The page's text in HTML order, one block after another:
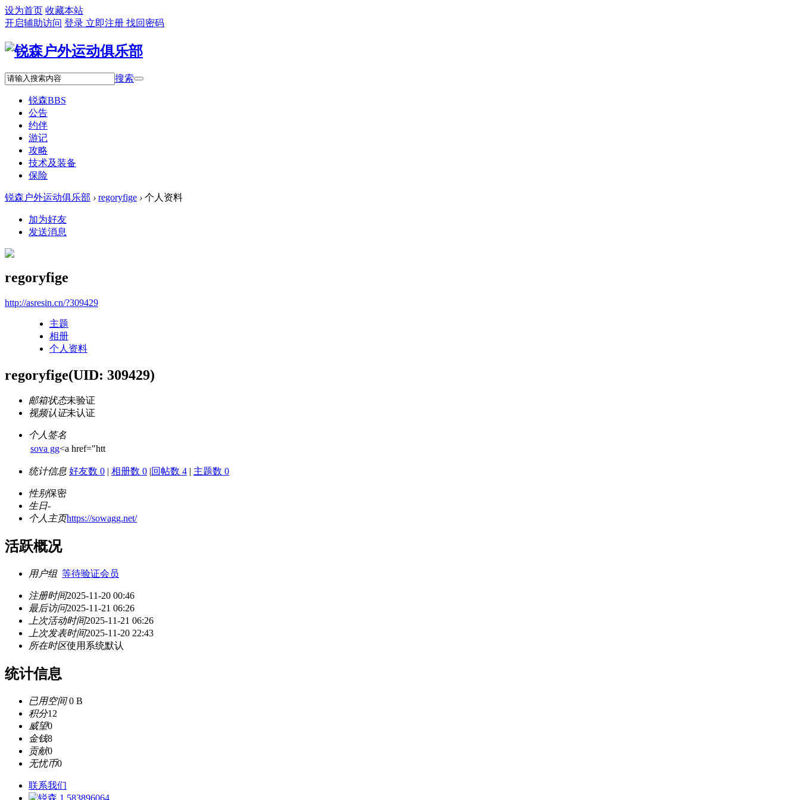
设为首页 收藏本站
开启辅助访问 登录 立即注册 找回密码
搜索
锐森BBS
公告
约伴
游记
攻略
技术及装备
保险
锐森户外运动俱乐部 › regoryfige › 个人资料
加为好友
发送消息
regoryfige
http://asresin.cn/?309429
主题
相册
个人资料
regoryfige(UID: 309429)
邮箱状态未验证
视频认证未认证
个人签名
sova gg<a href="htt
统计信息 好友数 0 | 相册数 0 |回帖数 4 | 主题数 0
性别保密
生日-
个人主页https://sowagg.net/
活跃概况
用户组 等待验证会员
注册时间2025-11-20 00:46
最后访问2025-11-21 06:26
上次活动时间2025-11-21 06:26
上次发表时间2025-11-20 22:43
所在时区使用系统默认
统计信息
已用空间0 B
积分12
威望0
金钱8
贡献0
无忧币0
联系我们
583896064